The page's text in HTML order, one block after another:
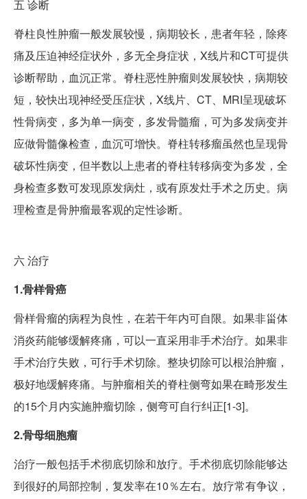
五 诊断
脊柱良性肿瘤一般发展较慢，病期较长，患者年轻，除疼
痛及压迫神经症状外，多无全身症状，X线片和CT可提供
诊断帮助，血沉正常。脊柱恶性肿瘤则发展较快，病期较
短，较快出现神经受压症状，X线片、CT、MRI呈现破坏
性骨病变，多为单一病变，多发骨髓瘤，可为多发病变并
应做骨髓像检查，血沉可增快。脊柱转移瘤虽然也呈现骨
破坏性病变，但半数以上患者的脊柱转移病变为多发，全
身检查多数可发现原发病灶，或有原发灶手术之历史。病
理检查是骨肿瘤最客观的定性诊断。
六治疗
1.骨样骨癌
骨样骨瘤的病程为良性，在若干年内可自限。如果非甾体
消炎药能够缓解疼痛，可以一直采用非手术治疗。如果非
手术治疗失败，可行手术切除。整块切除可以根治肿瘤，
极好地缓解疼痛。与肿瘤相关的脊柱侧弯如果在畸形发生
的15个月内实施肿瘤切除，侧弯可自行纠正[1-3]。
2.骨母细胞瘤
治疗一般包括手术彻底切除和放疗。手术彻底切除能够达
到很好的局部控制，复发率在10％左右。放疗常有争议，